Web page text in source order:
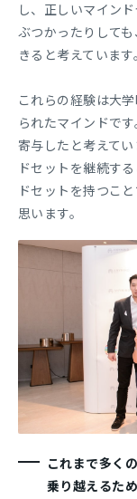
し、正しいマイン
ぶつかったりして
きると考えています
これらの経験は大
られたマインドで
寄与したと考えて
ドセットを継続す
ドセットを持つこ
思います。
これまで多く
乗り越えるた